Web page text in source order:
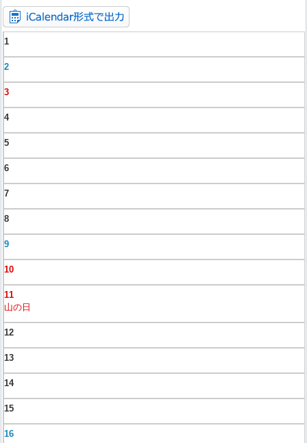
1
2
3
4
5
6
7
8
9
10
11
山の日
12
13
14
15
16